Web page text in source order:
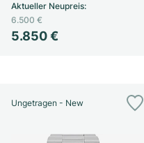
5.850 €
Aktueller Neupreis:
6.500 €
Ungetragen - New